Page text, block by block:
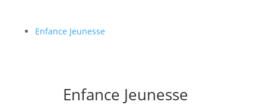
Enfance Jeunesse
Enfance Jeunesse